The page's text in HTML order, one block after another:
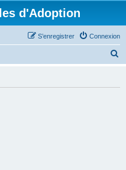
d'Adoption
Connexion
S’enregistrer